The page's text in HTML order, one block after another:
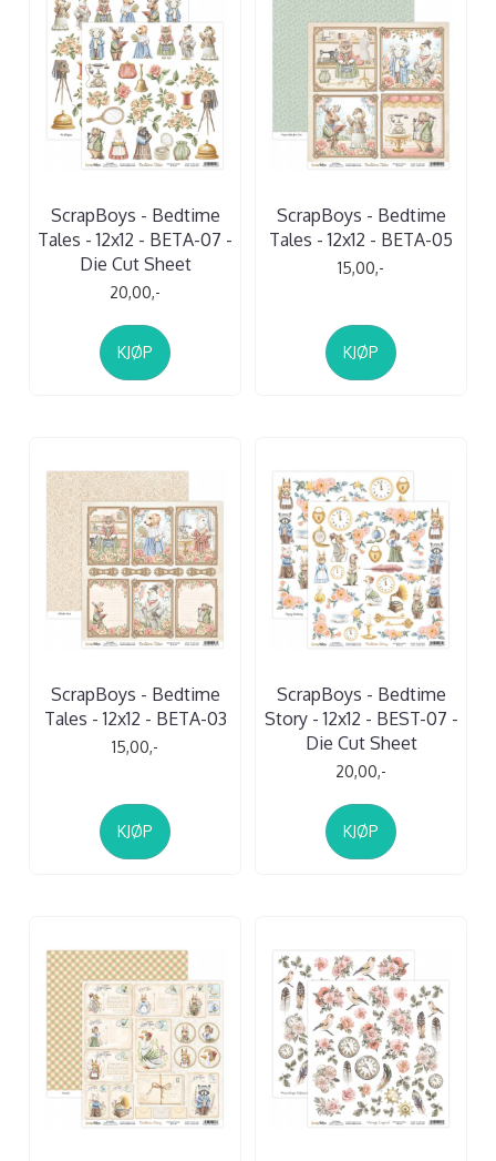
ScrapBoys - Bedtime
Tales - 12x12 - BETA-07 -
Die Cut Sheet
20,00,-
KJØP
ScrapBoys - Bedtime
Tales - 12x12 - BETA-05
15,00,-
KJØP
ScrapBoys - Bedtime
Tales - 12x12 - BETA-03
15,00,-
KJØP
ScrapBoys - Bedtime
Story - 12x12 - BEST-07 -
Die Cut Sheet
20,00,-
KJØP